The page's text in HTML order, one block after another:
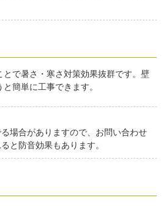
で暑さ・寒さ対策効果抜群です。壁
簡単に工事できます。
場合がありますので、お問い合わせ
と防音効果もあります。